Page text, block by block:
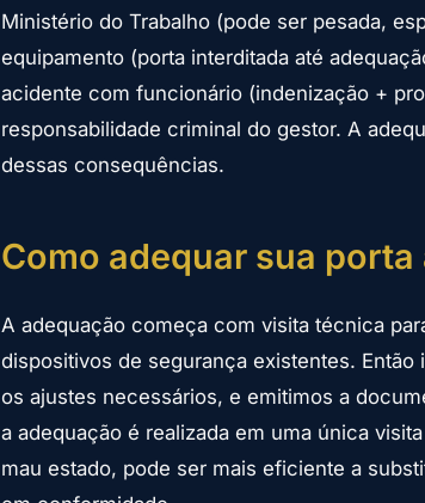
Ministério do Trabalho (pode ser pesada,
equipamento (porta interditada até
acidente com funcionário (indenização +
responsabilidade criminal do gestor. A
dessas consequências.
Como adequar sua porta
A adequação começa com visita técnica
dispositivos de segurança existentes.
os ajustes necessários, e emitimos a
a adequação é realizada em uma única
mau estado, pode ser mais eficiente a